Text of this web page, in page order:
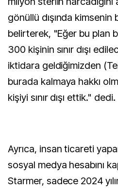
gönüllü dışında
belirterek, "Eğer bu plan
300 kişinin sınır dışı
iktidara geldiğimizden
burada kalmaya hakkı
kişiyi sınır dışı ettik." dedi.
Ayrıca, insan ticareti
sosyal medya hesabını
Starmer, sadece 2024